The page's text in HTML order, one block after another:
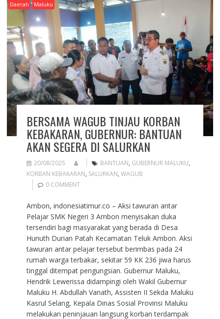
Daerah Maluku
BERSAMA WAGUB TINJAU KORBAN
KEBAKARAN, GUBERNUR: BANTUAN
AKAN SEGERA DI SALURKAN
20/08/2025 BANTUAN, GUBERNUR MALUKU,
KORBAN KEBAKARAN, SALURKAN, WAGUB
0 COMMENT
Ambon, indonesiatimur.co – Aksi tawuran antar
Pelajar SMK Negeri 3 Ambon menyisakan duka
tersendiri bagi masyarakat yang berada di Desa
Hunuth Durian Patah Kecamatan Teluk Ambon. Aksi
tawuran antar pelajar tersebut berimbas pada 24
rumah warga terbakar, sekitar 59 KK 236 jiwa harus
tinggal ditempat pengungsian. Gubernur Maluku,
Hendrik Lewerissa didampingi oleh Wakil Gubernur
Maluku H. Abdullah Vanath, Assisten II Sekda Maluku
Kasrul Selang, Kepala Dinas Sosial Provinsi Maluku
melakukan peninjauan langsung korban terdampak